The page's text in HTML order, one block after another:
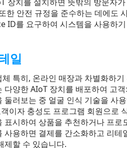
한 안전 규정을 준수하는 데에도
ID를 요구하여 시스템을 사용하
일
체 특히, 온라인 매장과 차별화하
다양한 AIoT 장치를 배포하여 고
둘러보는 중 얼굴 인식 기술을 사
이자 충성도 프로그램 회원으로
표시하여 상품을 추천하거나 프
사용하면 결제를 간소화하고 리
제할 수 있습니다.